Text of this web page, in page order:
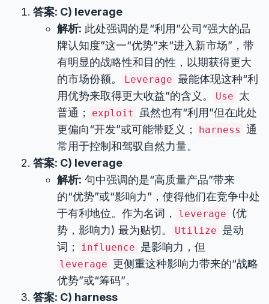
答案: C) leverage
解析: 此处强调的是“利用”公司“强大的品
牌认知度”这一“优势”来“进入新市场”，带
有明显的战略性和目的性，以期获得更大
的市场份额。
Leverage 最能体现这种“利
用优势来取得更大收益”的含义。
Use 太
普通；
exploit
虽然也有“利用”但在此处
更偏向“开发”或可能带贬义；
harness 通
常用于控制和驾驭自然力量。
答案: C) leverage
解析: 句中强调的是“高质量产品”带来
的“优势”或“影响力”，使得他们在竞争中处
于有利地位。作为名词，
leverage
(优
势，影响力) 最为贴切。
Utilize 是动
词；
influence 是影响力，但
leverage 更侧重这种影响力带来的“战略
优势”或“筹码”。
答案: C) harness